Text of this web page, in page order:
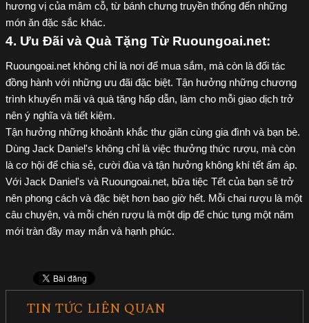
hương vị của mâm cỗ, từ bánh chưng truyền thống đến những
món ăn đặc sắc khác.
4. Ưu Đãi và Quà Tặng Từ Ruoungoai.net:
Ruoungoai.net không chỉ là nơi để mua sắm, mà còn là đối tác
đồng hành với những ưu đãi đặc biệt. Tận hưởng những chương
trình khuyến mãi và quà tặng hấp dẫn, làm cho mỗi giao dịch trở
nên ý nghĩa và tiết kiệm.
Tận hưởng những khoảnh khắc thư giãn cùng gia đình và bạn bè.
Dùng Jack Daniel's không chỉ là việc thưởng thức rượu, mà còn
là cơ hội để chia sẻ, cười đùa và tận hưởng không khí tết ấm áp.
Với Jack Daniel's và Ruoungoai.net, bữa tiệc Tết của bạn sẽ trở
nên phong cách và đặc biệt hơn bao giờ hết. Mỗi chai rượu là một
câu chuyện, và mỗi chén rượu là một dịp để chúc tụng một năm
mới tràn đầy may mắn và hạnh phúc.
TIN TỨC LIÊN QUAN